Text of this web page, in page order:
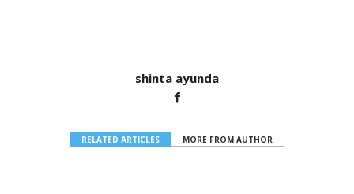
shinta ayunda
RELATED ARTICLES MORE FROM AUTHOR